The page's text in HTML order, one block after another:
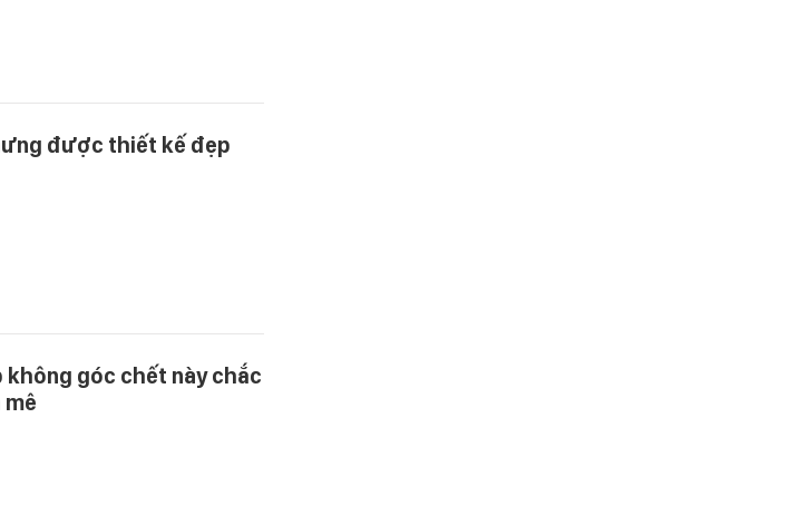
được thiết kế đẹp
không góc chết này chắc